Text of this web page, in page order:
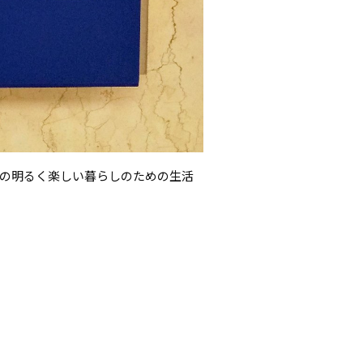
明るく楽しい暮らしのための生活